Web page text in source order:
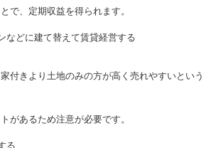
で、定期収益を得られます。
などに建て替えて賃貸経営する
付きより土地のみの方が高く売れやすいという
があるため注意が必要です。
る